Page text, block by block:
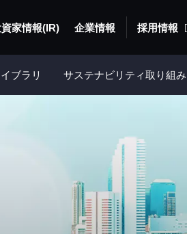
ブラリ サステナビリティ取り組み
家情報(IR) 企業情報 採用情報